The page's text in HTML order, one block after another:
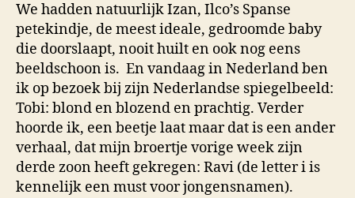
We hadden natuurlijk Izan, Ilco’s Spanse
petekindje, de meest ideale, gedroomde baby
die doorslaapt, nooit huilt en ook nog eens
beeldschoon is. En vandaag in Nederland ben
ik op bezoek bij zijn Nederlandse spiegelbeeld:
Tobi: blond en blozend en prachtig. Verder
hoorde ik, een beetje laat maar dat is een ander
verhaal, dat mijn broertje vorige week zijn
derde zoon heeft gekregen: Ravi (de letter i is
kennelijk een must voor jongensnamen).